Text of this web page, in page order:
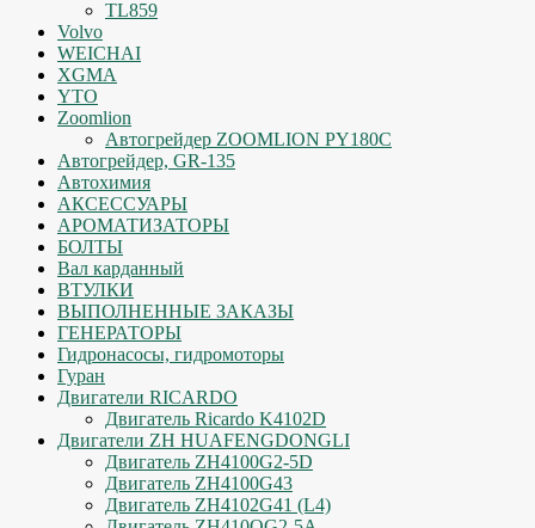
TL859
Volvo
WEICHAI
XGMA
YTO
Zoomlion
Автогрейдер ZOOMLION PY180C
Автогрейдер, GR-135
Автохимия
АКСЕССУАРЫ
АРОМАТИЗАТОРЫ
БОЛТЫ
Вал карданный
ВТУЛКИ
ВЫПОЛНЕННЫЕ ЗАКАЗЫ
ГЕНЕРАТОРЫ
Гидронасосы, гидромоторы
Гуран
Двигатели RICARDO
Двигатель Ricardo K4102D
Двигатели ZH HUAFENGDONGLI
Двигатель ZH4100G2-5D
Двигатель ZH4100G43
Двигатель ZH4102G41 (L4)